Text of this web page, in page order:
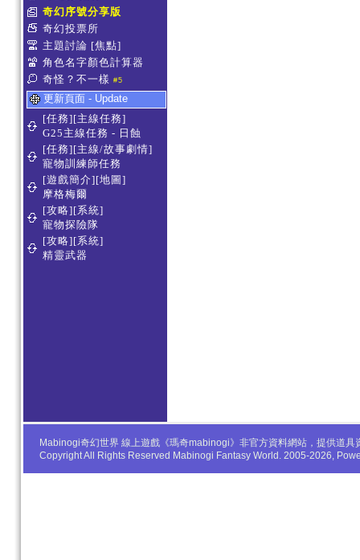
奇幻序號分享版
奇幻投票所
主題討論 [焦點]
角色名字顏色計算器
奇怪？不一樣 #5
更新頁面 - Update
[任務][主線任務]
G25主線任務 - 日蝕
[任務][主線/故事劇情]
寵物訓練師任務
[遊戲簡介][地圖]
摩格梅爾
[攻略][系統]
寵物探險隊
[攻略][系統]
精靈武器
Mabinogi奇幻世界 線上遊戲《瑪奇mabinogi》非官方資料網站，提供道
Copyright All Rights Reserved Mabinogi Fantasy World. 2005-2026,